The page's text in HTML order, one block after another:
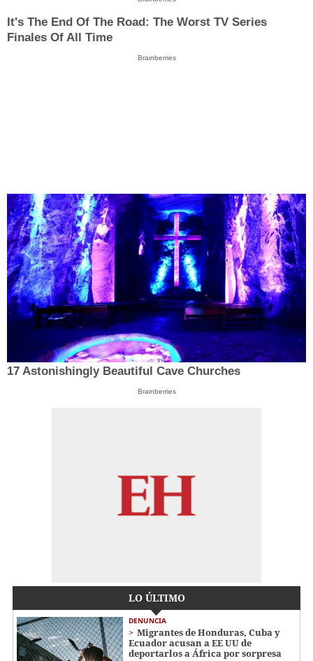
It's The End Of The Road: The Worst TV Series
Finales Of All Time
Brainberries
17 Astonishingly Beautiful Cave Churches
Brainberries
LO ÚLTIMO
DENUNCIA
Migrantes de Honduras, Cuba y
Ecuador acusan a EE UU de
deportarlos a África por sorpresa